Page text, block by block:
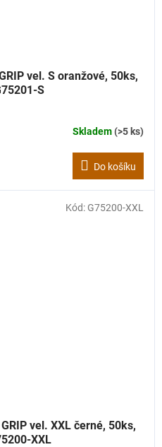
vel. S oranžové, 50ks,
S
Skladem(>5 ks)
Do košíku
vel. XXL černé, 50ks,
XXL
Kód: G75200-XXL